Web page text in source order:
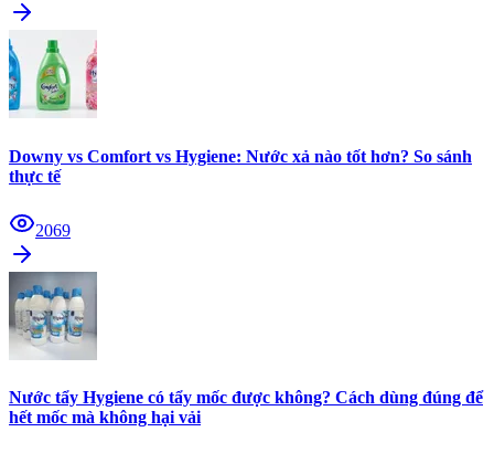
Downy vs Comfort vs Hygiene: Nước xả nào tốt hơn? So sánh
thực tế
2069
Nước tẩy Hygiene có tẩy mốc được không? Cách dùng đúng để
hết mốc mà không hại vải